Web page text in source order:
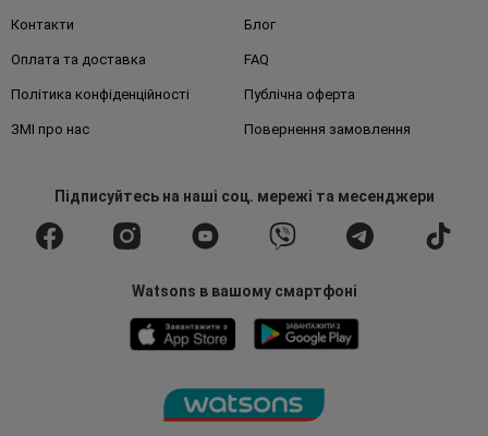
Контакти Блог
Оплата та доставка FAQ
Політика конфіденційності Публічна оферта
ЗМІ про нас Повернення замовлення
Підписуйтесьна наші соц. мережі та месенджери
Watsons в вашому смартфоні